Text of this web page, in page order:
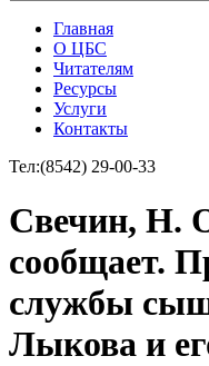
Главная
О ЦБС
Читателям
Ресурсы
Услуги
Контакты
Тел:(8542) 29-00-33
Свечин, Н.
сообщает.
службы
Лыкова и